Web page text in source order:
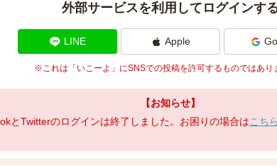
外部サービスを利用してログインす
LINE Apple
※これは「いこーよ」にSNSでの投稿を許可するものではあり
【お知らせ】
とTwitterのログインは終了しました。お困りの場合はこち